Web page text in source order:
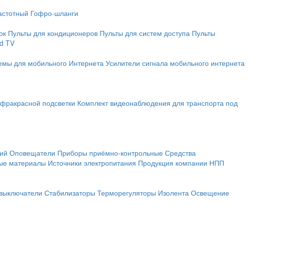
Гофро-шланги
Пульты для кондиционеров Пульты для систем доступа Пульты
TV
для мобильного Интернета Усилители сигнала мобильного интернета
подсветки Комплект видеонаблюдения для транспорта под
Оповещатели Приборы приёмно-контрольные Средства
материалы Источники электропитания Продукция компании НПП
Стабилизаторы Терморегуляторы Изолента Освещение